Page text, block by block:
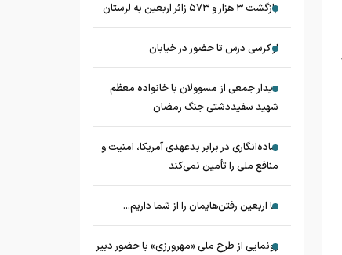
بازگشت ۳ هزار و ۵۷۳ زائر اربعین به لرستان
از کرسی درس تا حضور در خیابان
دیدار جمعی از مسوولان با خانواده معظم
شهید سفیددشتی جنگ رمضان
ساده‌انگاری در برابر بدعهدی آمریکا، امنیت و
منافع ملی را تأمین نمی‌کند
ما اربعین رفتن‌هایمان را از شما داریم...
رونمایی از طرح ملی «مهرورزی» با حضور دبیر